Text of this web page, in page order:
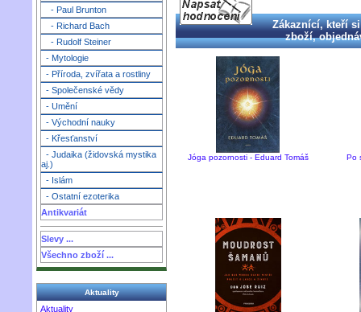
- Paul Brunton
- Richard Bach
- Rudolf Steiner
- Mytologie
- Příroda, zvířata a rostliny
- Společenské vědy
- Umění
- Východní nauky
- Křesťanství
- Judaika (židovská mystika
aj.)
- Islám
- Ostatní ezoterika
Antikvariát
Slevy ...
Všechno zboží ...
Aktuality
Aktuality
Zákaznící, kteří
zboží,
Jóga pozornosti - Eduard Tomáš Po